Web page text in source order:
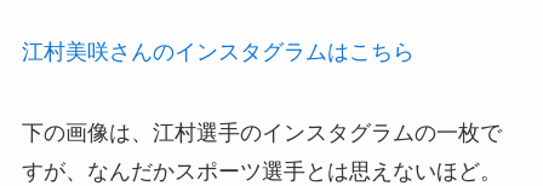
江村美咲さんのインスタグラムはこちら
下の画像は、江村選手のインスタグラムの一枚で
すが、なんだかスポーツ選手とは思えないほど。